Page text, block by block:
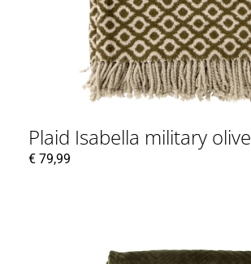
Plaid Isabella military olive
€ 79,99